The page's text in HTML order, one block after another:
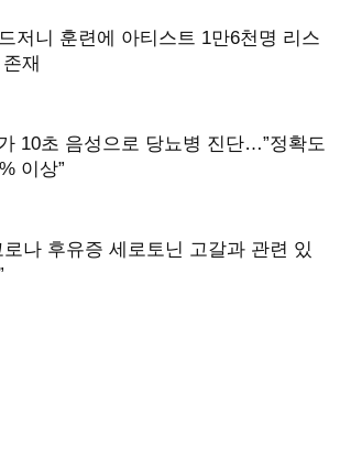
저니 훈련에 아티스트 1만6천명 리스
재
10초 음성으로 당뇨병 진단…”정확도
이상”
로나 후유증 세로토닌 고갈과 관련 있